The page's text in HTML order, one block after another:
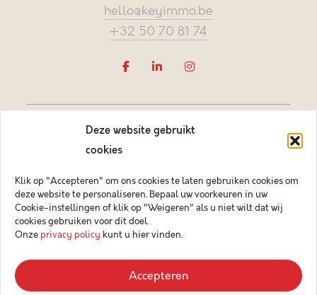
Deze website gebruikt
cookies
Klik op "Accepteren" om ons cookies te laten gebruiken cookies om
deze website te personaliseren. Bepaal uw voorkeuren in uw
Cookie-instellingen of klik op "Weigeren" als u niet wilt dat wij
cookies gebruiken voor dit doel.
Onze privacy policy kunt u hier vinden.
Accepteren
hello@keyimmo.be
+32 50 70 81 74
Vastgoedmakelaar-bemiddelaar BIV België BIV 505084
Ondernemingsnummer BTW-BE 0878.744.081 BA &
borgstelling via NV AXA Belgium (polisnr. 730.390.160)
© 2026 Key Immo
Disclaimer